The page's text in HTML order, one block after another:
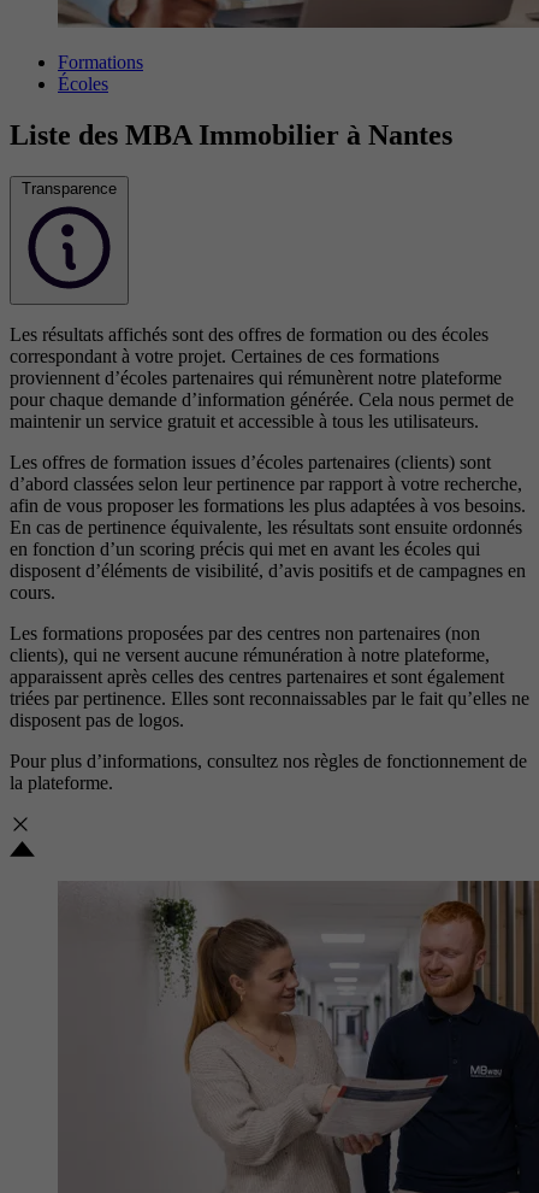
Formations
Écoles
Liste des MBA Immobilier à Nantes
Transparence
Les résultats affichés sont des offres de formation ou des écoles
correspondant à votre projet. Certaines de ces formations
proviennent d’écoles partenaires qui rémunèrent notre plateforme
pour chaque demande d’information générée. Cela nous permet de
maintenir un service gratuit et accessible à tous les utilisateurs.
Les offres de formation issues d’écoles partenaires (clients) sont
d’abord classées selon leur pertinence par rapport à votre recherche,
afin de vous proposer les formations les plus adaptées à vos besoins.
En cas de pertinence équivalente, les résultats sont ensuite ordonnés
en fonction d’un scoring précis qui met en avant les écoles qui
disposent d’éléments de visibilité, d’avis positifs et de campagnes en
cours.
Les formations proposées par des centres non partenaires (non
clients), qui ne versent aucune rémunération à notre plateforme,
apparaissent après celles des centres partenaires et sont également
triées par pertinence. Elles sont reconnaissables par le fait qu’elles ne
disposent pas de logos.
Pour plus d’informations, consultez nos règles de fonctionnement de
la plateforme.